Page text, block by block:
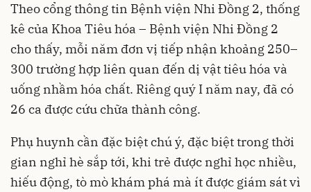
Theo cổng thông tin Bệnh viện Nhi Đồng 2, thống
kê của Khoa Tiêu hóa – Bệnh viện Nhi Đồng 2
cho thấy, mỗi năm đơn vị tiếp nhận khoảng 250–
300 trường hợp liên quan đến dị vật tiêu hóa và
uống nhầm hóa chất. Riêng quý I năm nay, đã có
26 ca được cứu chữa thành công.
Phụ huynh cần đặc biệt chú ý, đặc biệt trong thời
gian nghỉ hè sắp tới, khi trẻ được nghỉ học nhiều,
hiếu động, tò mò khám phá mà ít được giám sát vì